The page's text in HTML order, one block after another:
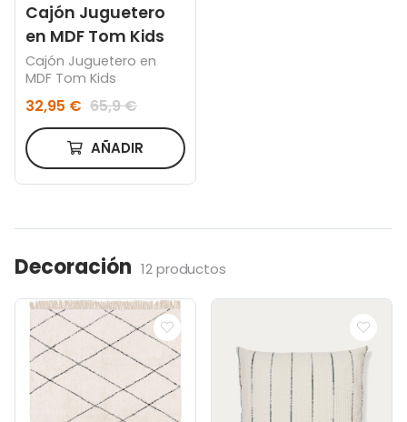
Cajón Juguetero
en MDF Tom Kids
Cajón Juguetero en
MDF Tom Kids
32,95 € 65,9 €
AÑADIR
Decoración 12 productos